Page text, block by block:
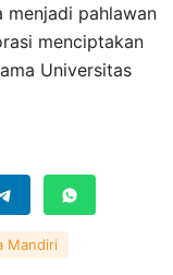
menjadi pahlawan
menciptakan
Universitas
Mandiri